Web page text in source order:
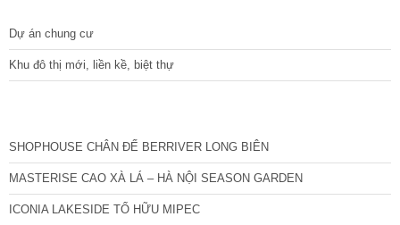
Dự án chung cư
Khu đô thị mới, liền kề, biệt thự
SHOPHOUSE CHÂN ĐẾ BERRIVER LONG BIÊN
MASTERISE CAO XÀ LÁ – HÀ NỘI SEASON GARDEN
ICONIA LAKESIDE TỐ HỮU MIPEC